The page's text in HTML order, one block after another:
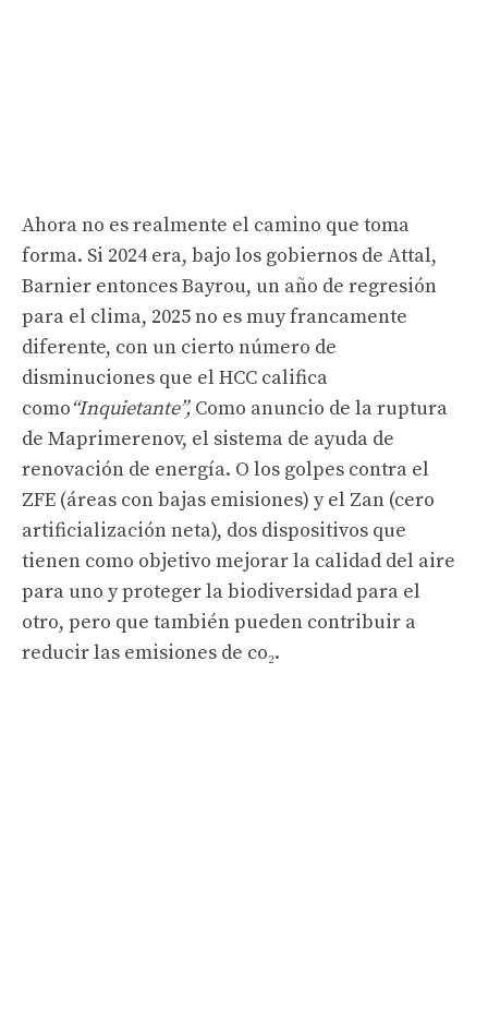
Ahora no es realmente el camino que toma
forma. Si 2024 era, bajo los gobiernos de Attal,
Barnier entonces Bayrou, un año de regresión
para el clima, 2025 no es muy francamente
diferente, con un cierto número de
disminuciones que el HCC califica
como“Inquietante”, Como anuncio de la ruptura
de Maprimerenov, el sistema de ayuda de
renovación de energía. O los golpes contra el
ZFE (áreas con bajas emisiones) y el Zan (cero
artificialización neta), dos dispositivos que
tienen como objetivo mejorar la calidad del aire
para uno y proteger la biodiversidad para el
otro, pero que también pueden contribuir a
reducir las emisiones de co₂.